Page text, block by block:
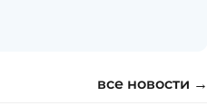
все новости →